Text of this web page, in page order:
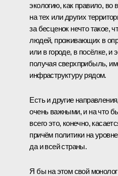
экологию, как правило,
на тех или других
за бесценок нечто такое,
людей, проживающих в
или в городе, в посёлке, и
получая сверхприбыль,
инфраструктуру рядом.
Есть и другие
очень важными, и на что
всего это, конечно,
причём политики на
да и всей страны.
Я бы на этом свой